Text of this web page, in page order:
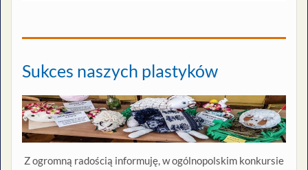
Sukces naszych plastyków
Z ogromną radością informuję, w ogólnopolskim konkursie